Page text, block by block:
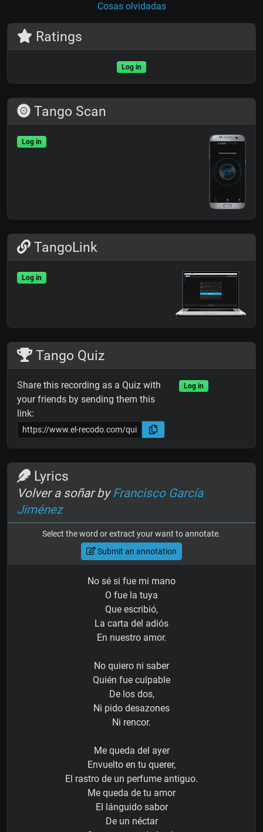
Cosas olvidadas
Ratings
Log in
Tango Scan
Log in
TangoLink
Log in
Tango Quiz
Share this recording as a Quiz with
your friends by sending them this
link:
Log in
Lyrics
Volver a soñar byFrancisco García
Jiménez
Select the word or extract your want to annotate.
Submit an annotation
No sé si fue mi mano
O fue la tuya
Que escribió,
La carta del adiós
En nuestro amor.
No quiero ni saber
Quién fue culpable
De los dos,
Ni pido desazones
Ni rencor.
Me queda del ayer
Envuelto en tu querer,
El rastro de un perfume antiguo.
Me queda de tu amor
El lánguido sabor
De un néctar